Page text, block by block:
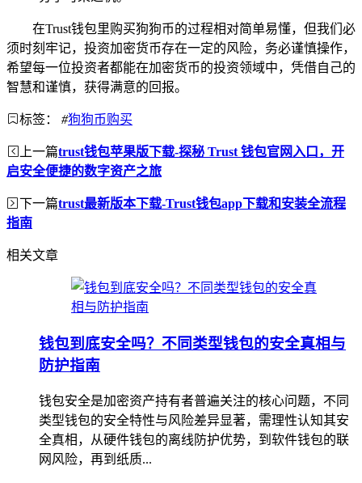
在Trust钱包里购买狗狗币的过程相对简单易懂，但我们必
须时刻牢记，投资加密货币存在一定的风险，务必谨慎操作，
希望每一位投资者都能在加密货币的投资领域中，凭借自己的
智慧和谨慎，获得满意的回报。
标签： #狗狗币购买
上一篇trust钱包苹果版下载-探秘 Trust 钱包官网入口，开
启安全便捷的数字资产之旅
下一篇trust最新版本下载-Trust钱包app下载和安装全流程
指南
相关文章
钱包到底安全吗？不同类型钱包的安全真相与
防护指南
钱包安全是加密资产持有者普遍关注的核心问题，不同
类型钱包的安全特性与风险差异显著，需理性认知其安
全真相，从硬件钱包的离线防护优势，到软件钱包的联
网风险，再到纸质...